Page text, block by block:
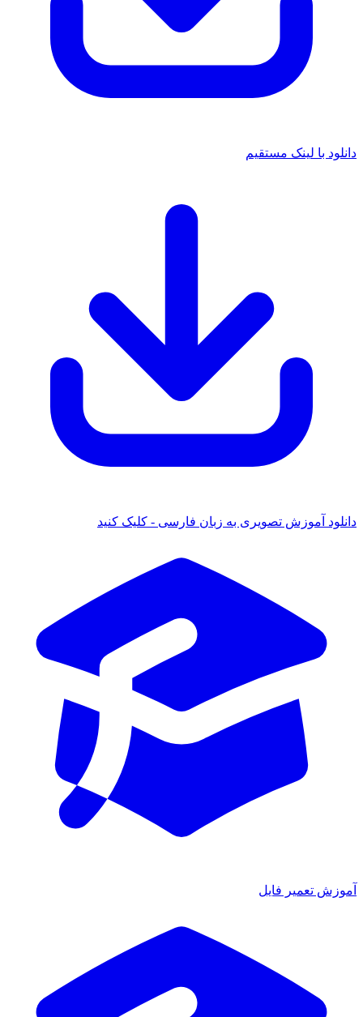
دانلود با لینک مستقیم
دانلود آموزش تصویری به زبان فارسی - کلیک کنید
آموزش تعمیر فایل